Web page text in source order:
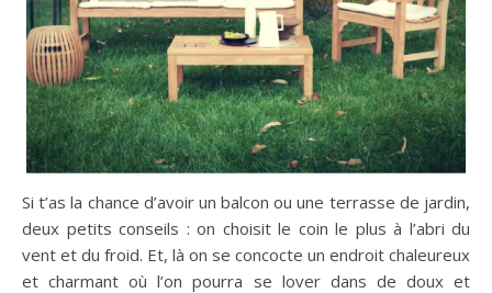
Si t’as la chance d’avoir un balcon ou une terrasse de jardin,
deux petits conseils : on choisit le coin le plus à l’abri du
vent et du froid. Et, là on se concocte un endroit chaleureux
et charmant où l’on pourra se lover dans de doux et